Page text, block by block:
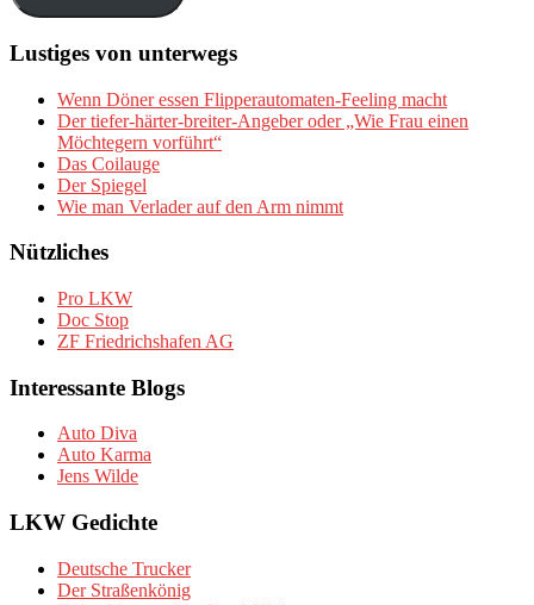
Lustiges von unterwegs
Wenn Döner essen Flipperautomaten-Feeling macht
Der tiefer-härter-breiter-Angeber oder „Wie Frau einen
Möchtegern vorführt“
Das Coilauge
Der Spiegel
Wie man Verlader auf den Arm nimmt
Nützliches
Pro LKW
Doc Stop
ZF Friedrichshafen AG
Interessante Blogs
Auto Diva
Auto Karma
Jens Wilde
LKW Gedichte
Deutsche Trucker
Der Straßenkönig